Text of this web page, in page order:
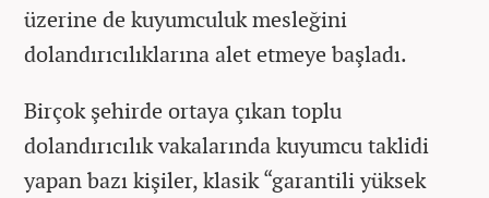
üzerine de kuyumculuk mesleğini
dolandırıcılıklarına alet etmeye başladı.
Birçok şehirde ortaya çıkan toplu
dolandırıcılık vakalarında kuyumcu taklidi
yapan bazı kişiler, klasik “garantili yüksek